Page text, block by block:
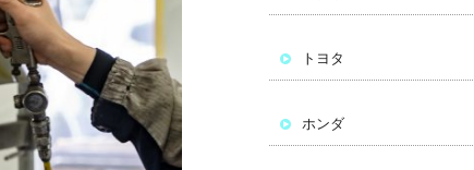
トヨタ
ホンダ